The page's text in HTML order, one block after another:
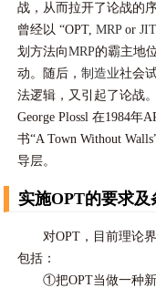
战，从而拉开了论战的
曾经以 “OPT,MRPor
划方法向MRP的霸主地
动。随后，制造业社会
法逻辑，又引起了论战
George Plossl 在1984年
书“A Town Without
导层。
实施OPT的要求及
对OPT，目前理论界
包括：
①把OPT当做一种新